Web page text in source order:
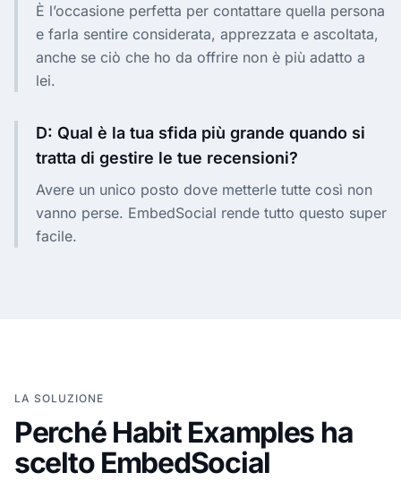
È l’occasione perfetta per contattare quella persona
e farla sentire considerata, apprezzata e ascoltata,
anche se ciò che ho da offrire non è più adatto a
lei.
D: Qual è la tua sfida più grande quando si
tratta di gestire le tue recensioni?
Avere un unico posto dove metterle tutte così non
vanno perse. EmbedSocial rende tutto questo super
facile.
LA SOLUZIONE
Perché Habit Examples ha
scelto EmbedSocial